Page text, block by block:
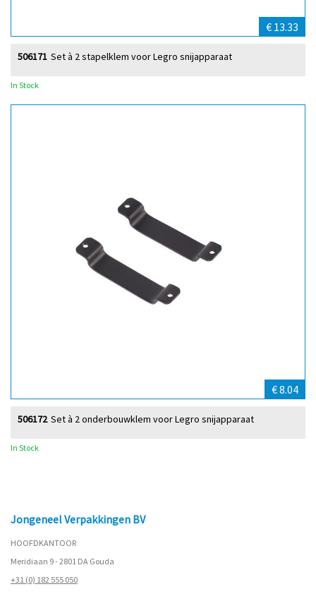
€ 13.33
Set à 2 stapelklem voor Legro snijapparaat
506171
In Stock
€ 8.04
Set à 2 onderbouwklem voor Legro snijapparaat
506172
In Stock
Jongeneel Verpakkingen BV
HOOFDKANTOOR
Meridiaan 9 - 2801 DA Gouda
+31 (0) 182 555 050